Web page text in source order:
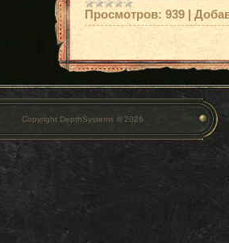
Просмотров: 939
Copyright DepthSystems © 2026